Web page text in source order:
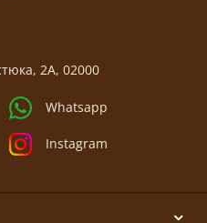
2А, 02000
Whatsapp
Instagram